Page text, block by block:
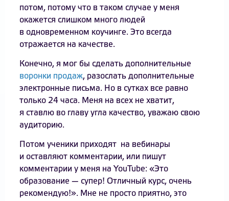
потом, потому что в таком случае у меня
окажется слишком много людей
в одновременном коучинге. Это всегда
отражается на качестве.
Конечно, я мог бы сделать дополнительные
воронки продаж, разослать дополнительные
электронные письма. Но в сутках все равно
только 24 часа. Меня на всех не хватит,
я ставлю во главу угла качество, уважаю свою
аудиторию.
Потом ученики приходят на вебинары
и оставляют комментарии, или пишут
комментарии у меня на YouTube: «Это
образование — супер! Отличный курс, очень
рекомендую!». Мне не просто приятно, это